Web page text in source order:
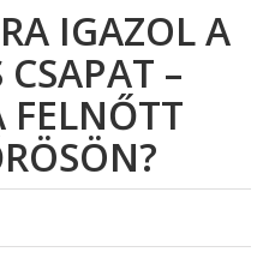
IGAZOL A
–
FELNŐTT